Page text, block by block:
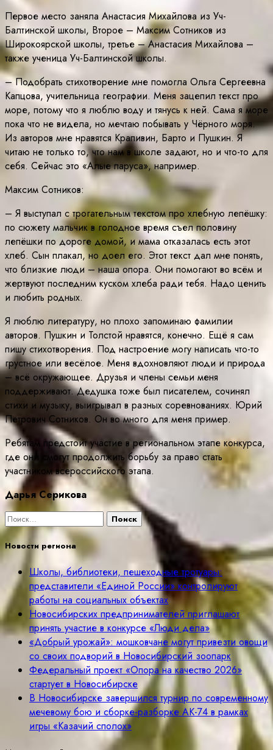
Первое место заняла Анастасия Михайлова из Уч-
Балтинской школы, Второе – Максим Сотников из
Широкоярской школы, третье – Анастасия Михайлова –
также ученица Уч-Балтинской школы.
– Подобрать стихотворение мне помогла Ольга Сергеевна
Капцова, учительница географии. Меня зацепил текст про
море, потому что я люблю воду и тянусь к ней. Сама я море
пока что не видела, но мечтаю побывать у Чёрного моря.
Из авторов мне нравятся Крапивин, Барто и Пушкин. Я
читаю не только то, что нам в школе задают, но и что-то для
себя. Сейчас это «Алые паруса», например.
Максим Сотников:
– Я выступал с трогательным текстом про хлебную лепёшку:
по сюжету мальчик в голодное время съел половину
лепёшки по дороге домой, и мама отказалась есть этот
хлеб. Сын плакал, но доел его. Этот текст дал мне понять,
что близкие люди – наша опора. Они помогают во всём и
жертвуют последним куском хлеба ради тебя. Надо ценить
и любить родных.
Я люблю литературу, но плохо запоминаю фамилии
авторов. Пушкин и Толстой нравятся, конечно. Ещё я сам
пишу стихотворения. Под настроение могу написать что-то
грустное или весёлое. Меня вдохновляют люди и природа
– всё окружающее. Друзья и члены семьи меня
поддерживают. Дедушка тоже был писателем, сочинял
стихи и музыку, выигрывал в разных соревнованиях. Юрий
Петрович Сотников. Он во много для меня пример.
Ребятам предстоит участие в региональном этапе конкурса,
где они смогут продолжить борьбу за право стать
участником всероссийского этапа.
Дарья Серикова
Найти:
Новости региона
Школы, библиотеки, пешеходные тротуары:
представители «Единой России» контролируют
работы на социальных объектах
Новосибирских предпринимателей приглашают
принять участие в конкурсе «Люди дела»
«Добрый урожай»: мошковчане могут привезти овощи
со своих подворий в Новосибирский зоопарк
Федеральный проект «Опора на качество 2026»
стартует в Новосибирске
В Новосибирске завершился турнир по современному
мечевому бою и сборке-разборке АК-74 в рамках
игры «Казачий сполох»